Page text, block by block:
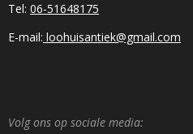
Tel: 06-51648175
E-mail: loohuisantiek@gmail.com
Volg ons op sociale media: